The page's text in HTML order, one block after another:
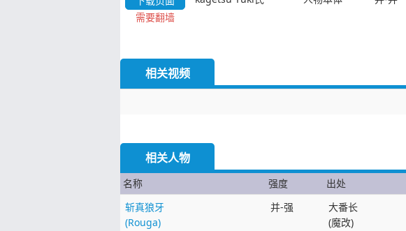
需要翻墙
相关视频
相关人物
名称 强度 出处
斩真狼牙
(Rouga)
并-强
大番长
(魔改)